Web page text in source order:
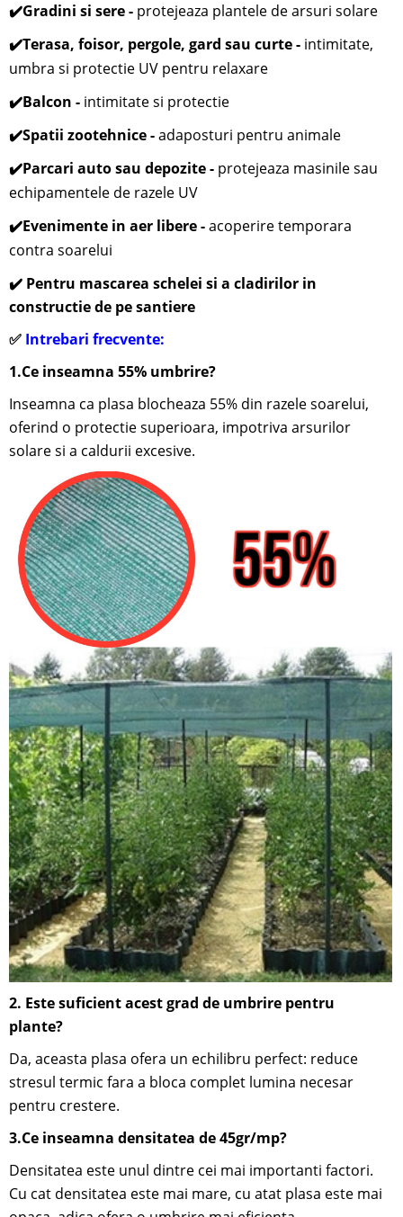
✔️Gradini si sere - protejeaza plantele de arsuri solare
✔️Terasa, foisor, pergole, gard sau curte - intimitate,
umbra si protectie UV pentru relaxare
✔️Balcon - intimitate si protectie
✔️Spatii zootehnice -adaposturi pentru animale
✔️Parcari auto sau depozite - protejeaza masinile sau
echipamentele de razele UV
✔️Evenimente in aer libere -acoperire temporara
contra soarelui
✔️ Pentru mascarea schelei si a cladirilor in
constructie de pe santiere
✅ Intrebari frecvente:
1.Ce inseamna 55% umbrire?
Inseamna ca plasa blocheaza 55% din razele soarelui,
oferind o protectie superioara, impotriva arsurilor
solare si a caldurii excesive.
2. Este suficient acest grad de umbrire pentru
plante?
Da, aceasta plasa ofera un echilibru perfect: reduce
stresul termic fara a bloca complet lumina necesar
pentru crestere.
3.Ce inseamna densitatea de 45gr/mp?
Densitatea este unul dintre cei mai importanti factori.
Cu cat densitatea este mai mare, cu atat plasa este mai